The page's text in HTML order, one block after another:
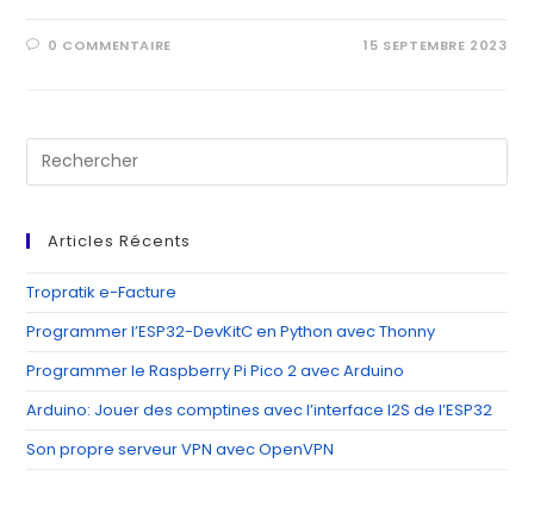
0 COMMENTAIRE 15 SEPTEMBRE 2023
Articles Récents
Tropratik e-Facture
Programmer l’ESP32-DevKitC en Python avec Thonny
Programmer le Raspberry Pi Pico 2 avec Arduino
Arduino: Jouer des comptines avec l’interface I2S de l’ESP32
Son propre serveur VPN avec OpenVPN